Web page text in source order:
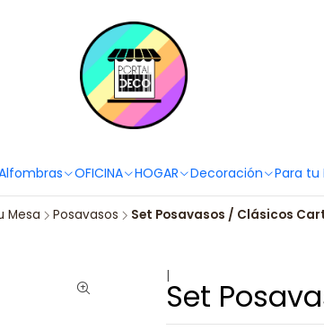
OFICINA HOGAR Decoración Para tu
Necesitas ayuda? Escríbenos!
Mesa Posavasos Set Posavasos / Clásicos
|
Set